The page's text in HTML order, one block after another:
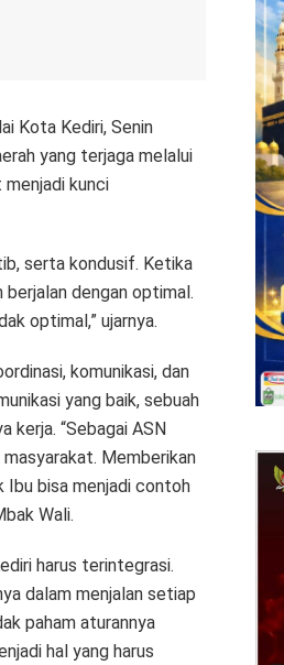
Kota Kediri, Senin
yang terjaga melalui
menjadi kunci
serta kondusif. Ketika
dengan optimal.
optimal,” ujarnya.
komunikasi, dan
yang baik, sebuah
kerja. “Sebagai ASN
Memberikan
Ibu bisa menjadi contoh
Wali.
harus terintegrasi.
dalam menjalan setiap
paham aturannya
hal yang harus